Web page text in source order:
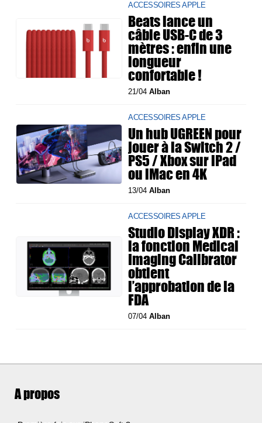
ACCESSOIRES APPLE
Beats lance un
câble USB-C de 3
mètres : enfin une
longueur
confortable !
21/04Alban
ACCESSOIRES APPLE
Un hub UGREEN pour
jouer à la Switch 2 /
PS5 / Xbox sur iPad
ou iMac en 4K
13/04Alban
ACCESSOIRES APPLE
Studio Display XDR :
la fonction Medical
Imaging Calibrator
obtient
l’approbation de la
FDA
07/04Alban
A propos